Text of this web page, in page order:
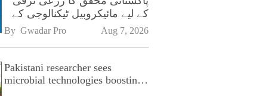
کے لیے مائیکروبیل ٹیکنالوجی کے
فروغ پر زور
By Gwadar Pro Aug 7, 2026
Pakistani researcher sees
microbial technologies boosting